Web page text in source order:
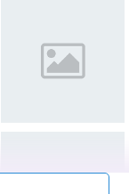
này để đi đến